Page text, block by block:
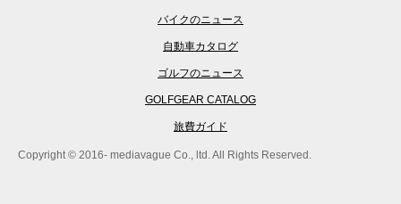
バイクのニュース
自動車カタログ
ゴルフのニュース
GOLFGEAR CATALOG
旅費ガイド
Copyright © 2016- mediavague Co., ltd. All Rights Reserved.